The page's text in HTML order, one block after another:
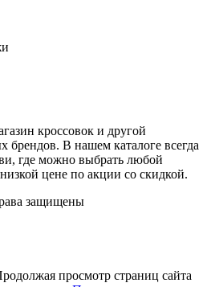
кроссовок и другой
брендов. В нашем каталоге всегда
где можно выбрать любой
цене по акции со скидкой.
защищены
просмотр страниц сайта